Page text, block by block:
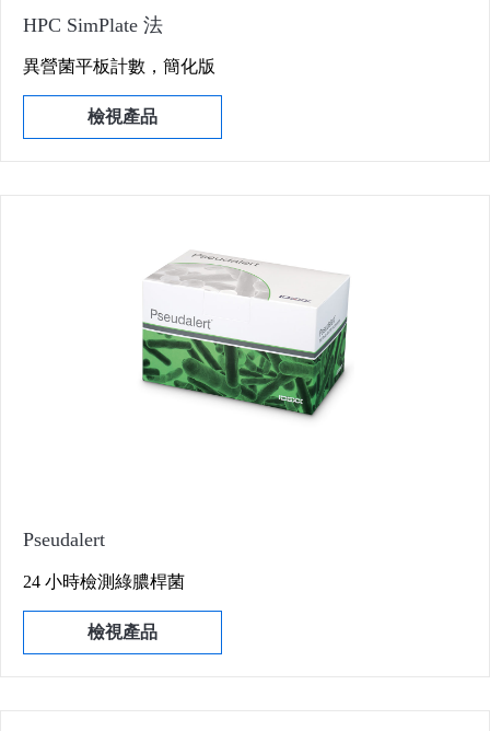
HPC SimPlate 法
異營菌平板計數，簡化版
檢視產品
Pseudalert
24 小時檢測綠膿桿菌
檢視產品